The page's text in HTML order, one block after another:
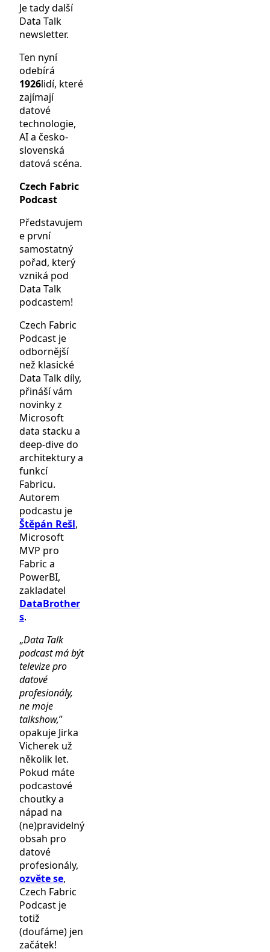
Je tady další
Data Talk
newsletter.
Ten nyní
odebírá
1926lidí, které
zajímají
datové
technologie,
AI a česko-
slovenská
datová scéna.
Czech Fabric
Podcast
Představujem
e první
samostatný
pořad, který
vzniká pod
Data Talk
podcastem!
Czech Fabric
Podcast je
odbornější
než klasické
Data Talk díly,
přináší vám
novinky z
Microsoft
data stacku a
deep-dive do
architektury a
funkcí
Fabricu.
Autorem
podcastu je
Štěpán Rešl,
Microsoft
MVP pro
Fabric a
PowerBI,
zakladatel
DataBrother
s.
„Data Talk
podcast má být
televize pro
datové
profesionály,
ne moje
talkshow,”
opakuje Jirka
Vicherek už
několik let.
Pokud máte
podcastové
choutky a
nápad na
(ne)pravidelný
obsah pro
datové
profesionály,
ozvěte se,
Czech Fabric
Podcast je
totiž
(doufáme) jen
začátek!